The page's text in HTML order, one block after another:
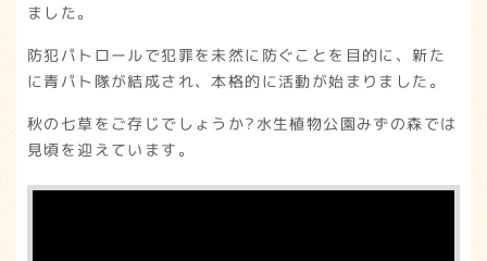
ました。
防犯パトロールで犯罪を未然に防ぐことを目的に、新た
に青パト隊が結成され、本格的に活動が始まりました。
秋の七草をご存じでしょうか?水生植物公園みずの森では
見頃を迎えています。